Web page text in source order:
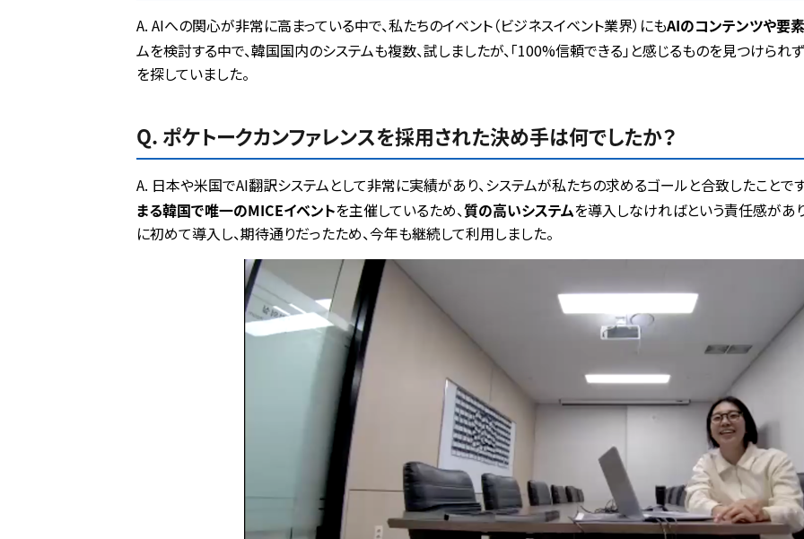
A. AIへの関心が非常に高まっている中で、私たちのイベント（ビジネスイベント業界）にもAIのコンテンツや要素
ムを検討する中で、韓国国内のシステムも複数、試しましたが、「100%信頼できる」と感じるものを見つけられず
を探していました。
Q. ポケトークカンファレンスを採用された決め手は何でしたか？
A. 日本や米国でAI翻訳システムとして非常に実績があり、システムが私たちの求めるゴールと合致したことで
まる韓国で唯一のMICEイベントを主催しているため、質の高いシステムを導入しなければという責任感があ
に初めて導入し、期待通りだったため、今年も継続して利用しました。